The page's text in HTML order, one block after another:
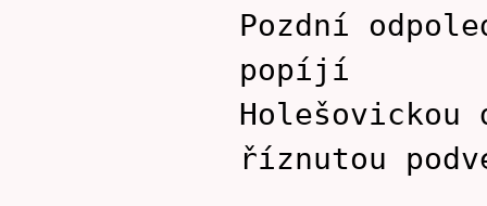
Pozdní
popíjí
Holešovickou
říznutou